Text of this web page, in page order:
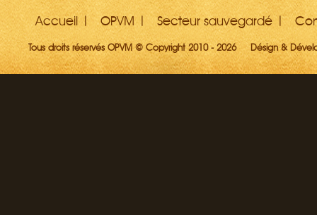
Accueil OPVM Secteur sauvegardé
Tous droits réservés OPVM © Copyright 2010 - 2026 Désign &